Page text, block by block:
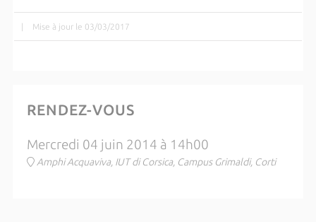
| Mise à jour le 03/03/2017
RENDEZ-VOUS
Mercredi 04 juin 2014 à 14h00
Amphi Acquaviva, IUT di Corsica, Campus Grimaldi, Corti